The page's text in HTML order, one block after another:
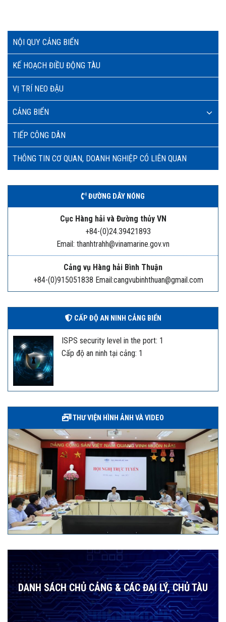
NỘI QUY CẢNG BIỂN
KẾ HOẠCH ĐIỀU ĐỘNG TÀU
VỊ TRÍ NEO ĐẬU
CẢNG BIỂN
TIẾP CÔNG DÂN
THÔNG TIN CƠ QUAN, DOANH NGHIỆP CÓ LIÊN QUAN
ĐƯỜNG DÂY NÓNG
Cục Hàng hải và Đường thủy VN
+84-(0)24.39421893
Email: thanhtrahh@vinamarine.gov.vn
Cảng vụ Hàng hải Bình Thuận
+84-(0)915051838 Email:cangvubinhthuan@gmail.com
CẤP ĐỘ AN NINH CẢNG BIỂN
ISPS security level in the port: 1
Cấp độ an ninh tại cảng: 1
THƯ VIỆN HÌNH ẢNH VÀ VIDEO
DANH SÁCH CHỦ CẢNG & CÁC ĐẠI LÝ, CHỦ TÀU